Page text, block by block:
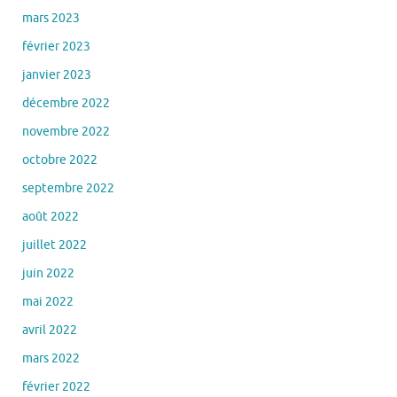
mars 2023
février 2023
janvier 2023
décembre 2022
novembre 2022
octobre 2022
septembre 2022
août 2022
juillet 2022
juin 2022
mai 2022
avril 2022
mars 2022
février 2022